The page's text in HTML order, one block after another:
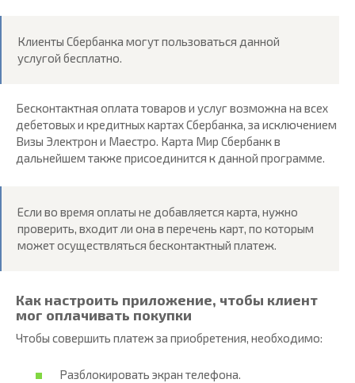
Клиенты Сбербанка могут пользоваться данной
услугой бесплатно.
Бесконтактная оплата товаров и услуг возможна на всех
дебетовых и кредитных картах Сбербанка, за исключением
Визы Электрон и Маестро. Карта Мир Сбербанк в
дальнейшем также присоединится к данной программе.
Если во время оплаты не добавляется карта, нужно
проверить, входит ли она в перечень карт, по которым
может осуществляться бесконтактный платеж.
Как настроить приложение, чтобы клиент
мог оплачивать покупки
Чтобы совершить платеж за приобретения, необходимо:
Разблокировать экран телефона.